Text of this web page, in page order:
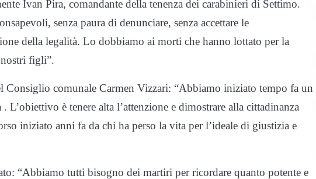
Ivan Pira, comandante della tenenza dei carabinieri di Settimo.
senza paura di denunciare, senza accettare le
della legalità. Lo dobbiamo ai morti che hanno lottato per la
nostri figli”.
Consiglio comunale Carmen Vizzari: “Abbiamo iniziato tempo fa un
è tenere alta l’attenzione e dimostrare alla cittadinanza
iniziato anni fa da chi ha perso la vita per l’ideale di giustizia e
“Abbiamo tutti bisogno dei martiri per ricordare quanto potente e